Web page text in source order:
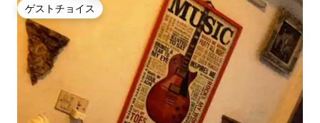
ゲストチョイス
ゲストチョイス